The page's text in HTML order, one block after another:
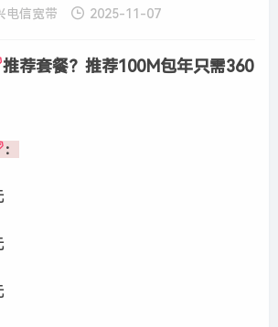
电信宽带 2025-11-07
推荐套餐？推荐100M包年只需360
：